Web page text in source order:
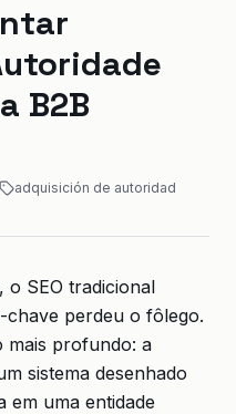
B2B
adquisición de autoridad
o SEO tradicional
perdeu o fôlego.
mais profundo: a
sistema desenhado
em uma entidade